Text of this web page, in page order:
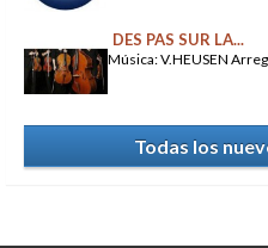
DES PAS SUR LA...
Música: V.HEUSEN
Todas los